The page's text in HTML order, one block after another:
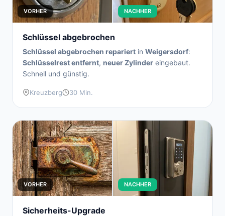
VORHER NACHHER
Schlüssel abgebrochen
Schlüssel abgebrochen repariert in Weigersdorf:
Schlüsselrest entfernt, neuer Zylinder eingebaut.
Schnell und günstig.
Kreuzberg 30 Min.
VORHER NACHHER
Sicherheits-Upgrade